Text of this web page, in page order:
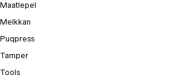
Maatlepel
Melkkan
Puqpress
Tamper
Tools